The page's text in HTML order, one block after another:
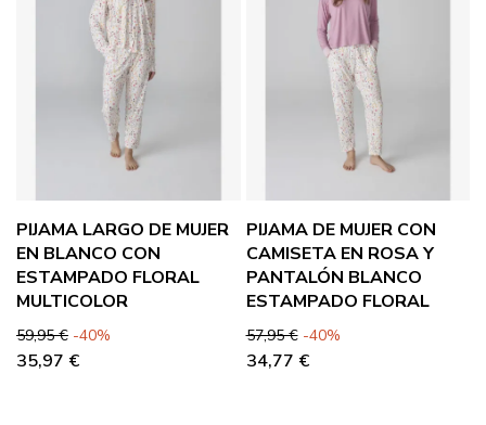
PIJAMA LARGO DE MUJER
EN BLANCO CON
ESTAMPADO FLORAL
MULTICOLOR
Precio base
59,95 € Precio
-40%
35,97 €
PIJAMA DE MUJER CON
CAMISETA EN ROSA Y
PANTALÓN BLANCO
ESTAMPADO FLORAL
Precio base
57,95 € Precio
-40%
34,77 €